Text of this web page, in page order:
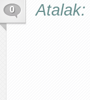
0
Atalak: